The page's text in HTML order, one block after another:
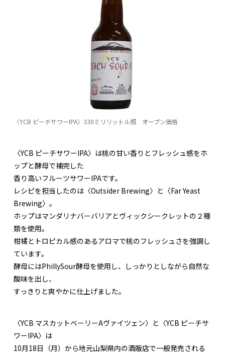
〈YCB ピーチサワーIPA〉330ミリリットル瓶 オープン価格
〈YCB ピーチサワーIPA〉は桃の甘い香りとフレッシュ感をホ
ップと酵母で補完した
香り高いフルーツサワーIPAです。
レシピを担当したのは〈Outsider Brewing〉と〈Far Yeast
Brewing〉。
ホップはマンダリナバーバリアとヴィックシークレットの２種
類を使用。
柑橘とトロピカル感のあるアロマで桃のフレッシュさを強調し
ています。
酵母にはPhillySour酵母を使用し、しっかりとしながら自然な
酸味を出し、
すっきりと爽やかに仕上げました。
〈YCB マスカットベーリーAヴァイツェン〉と〈YCB ピーチサ
ワーIPA〉は
10月18日（月）から地元山梨県内の酒販店で一般発売される